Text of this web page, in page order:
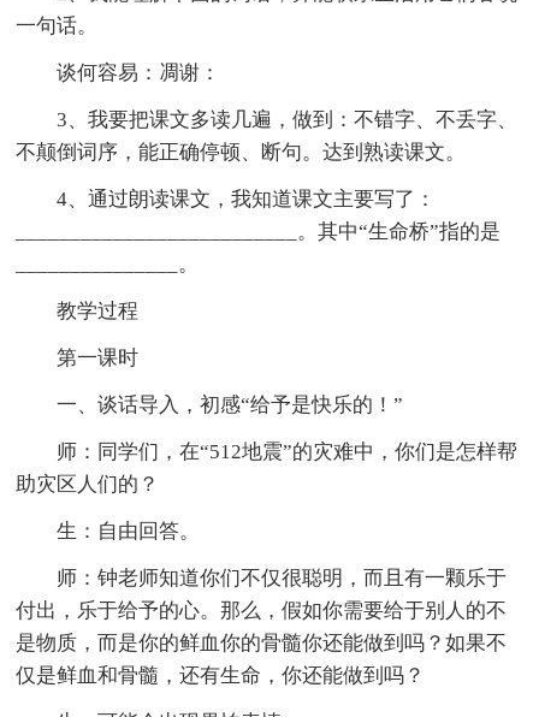
一句话。
谈何容易：凋谢：
3、我要把课文多读几遍，做到：不错字、不丢字、
不颠倒词序，能正确停顿、断句。达到熟读课文。
4、通过朗读课文，我知道课文主要写了：
__________________________。其中“生命桥”指的是
_______________。
教学过程
第一课时
一、谈话导入，初感“给予是快乐的！”
师：同学们，在“512地震”的灾难中，你们是怎样帮
助灾区人们的？
生：自由回答。
师：钟老师知道你们不仅很聪明，而且有一颗乐于
付出，乐于给予的心。那么，假如你需要给于别人的不
是物质，而是你的鲜血你的骨髓你还能做到吗？如果不
仅是鲜血和骨髓，还有生命，你还能做到吗？